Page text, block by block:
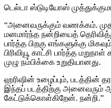
டெல்டா ஸ்டுடியோஸ்
“அனைவருக்கும் வணக்கம்.
மனமார்ந்த நன்றியைத்
பார்த்த பிறகு எங்களுக்கு
பிரிவியூ காட்சி பார்த்த
முழு நம்பிக்கை உறுதியானது.
ஹரிஷின் உழைப்பும், படத்தின்
இந்தப் படத்திற்கு அனைவரும்
கேட்டுக்கொள்கிறேன். நன்றி.”